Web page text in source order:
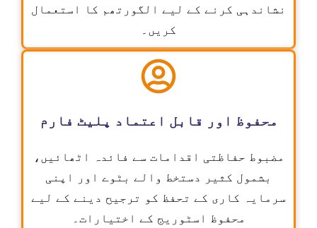
نشاندہی کرنے کے لیے الگورتھم کا استعمال
کریں۔
محفوظ اور قابل اعتماد پلیٹ فارم
مضبوط حفاظتی اقدامات سے فائدہ اٹھائیں،
بشمول کثیر دستخط والے بٹوے اور اپنی
سرمایہ کاری کے تحفظ کو ترجیح دینے کے لیے
محفوظ اسٹوریج کے اختیارات۔